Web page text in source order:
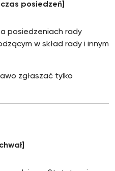
posiedzeń]
posiedzeniach rady
w skład rady i innym
zgłaszać tylko
ł]